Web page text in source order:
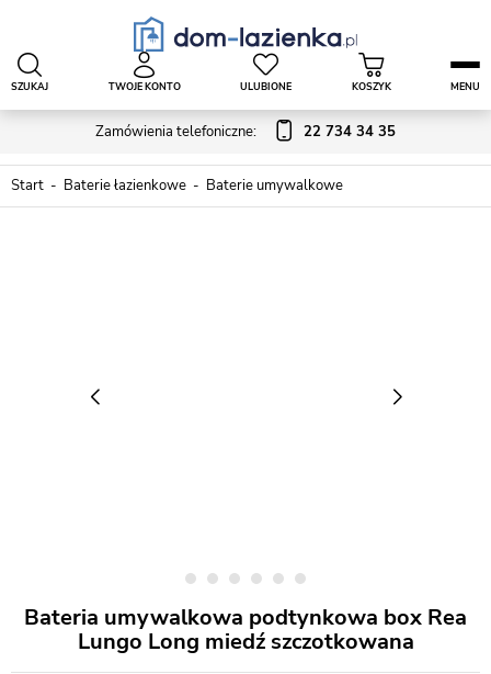
Zamówienia telefoniczne: 22 734 34 35
SZUKAJ TWOJE KONTO ULUBIONE KOSZYK MENU
Start Baterie łazienkowe Baterie umywalkowe
Bateria umywalkowa podtynkowa box Rea
Lungo Long miedź szczotkowana